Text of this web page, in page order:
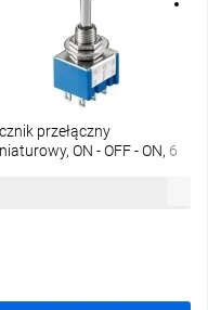
przełączny
ON - OFF - ON, 6